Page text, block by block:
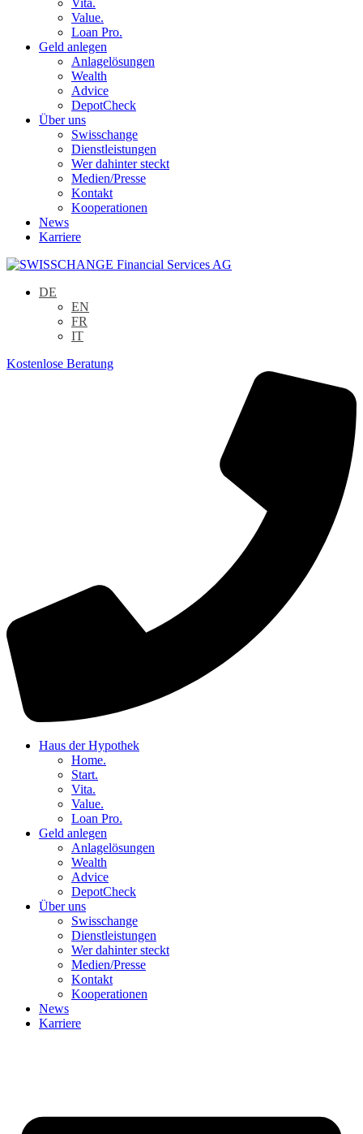
Vita.
Value.
Loan Pro.
Geld anlegen
Anlagelösungen
Wealth
Advice
DepotCheck
Über uns
Swisschange
Dienstleistungen
Wer dahinter steckt
Medien/Presse
Kontakt
Kooperationen
News
Karriere
DE
EN
FR
IT
Kostenlose Beratung
Haus der Hypothek
Home.
Start.
Vita.
Value.
Loan Pro.
Geld anlegen
Anlagelösungen
Wealth
Advice
DepotCheck
Über uns
Swisschange
Dienstleistungen
Wer dahinter steckt
Medien/Presse
Kontakt
Kooperationen
News
Karriere